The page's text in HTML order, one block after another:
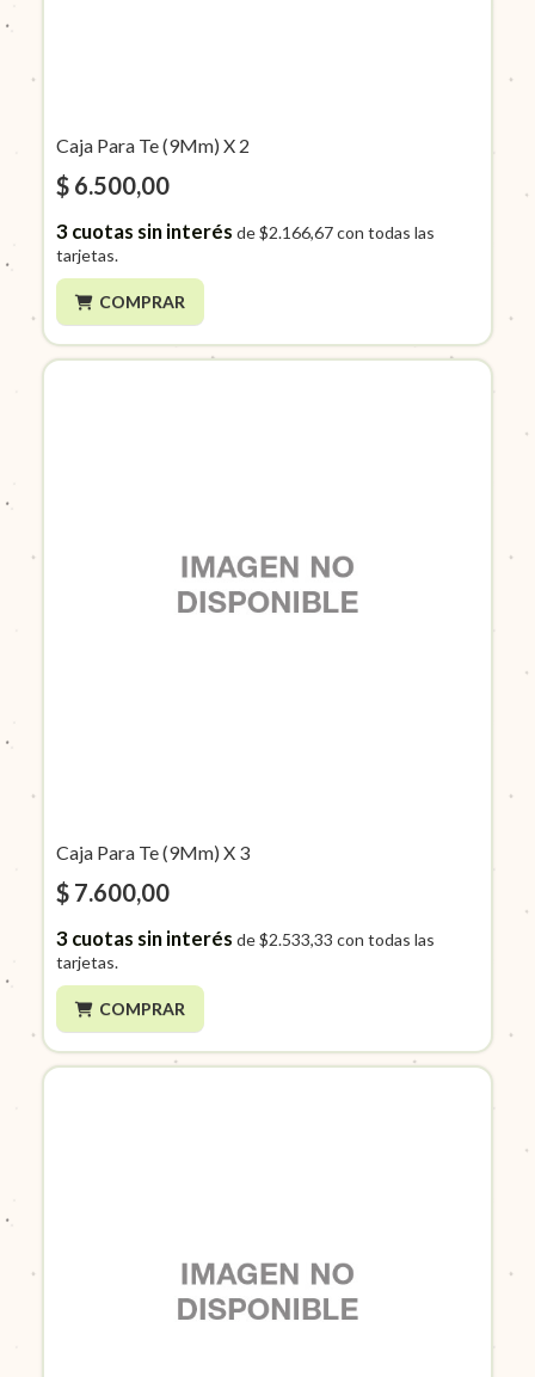
Caja Para Te (9Mm) X 2
$ 6.500,00
3cuotas sin interés de$2.166,67con todas las
tarjetas.
COMPRAR
Caja Para Te (9Mm) X 3
$ 7.600,00
3cuotas sin interés de$2.533,33 con todas las
tarjetas.
COMPRAR